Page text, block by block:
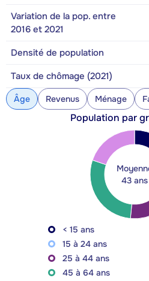
Variation de la pop. entre
2016 et 2021
Densité de population
Taux de chômage (2021)
Âge Revenus Ménage
Population par
43 ans
< 15 ans
15 à 24 ans
25 à 44 ans
45 à 64 ans